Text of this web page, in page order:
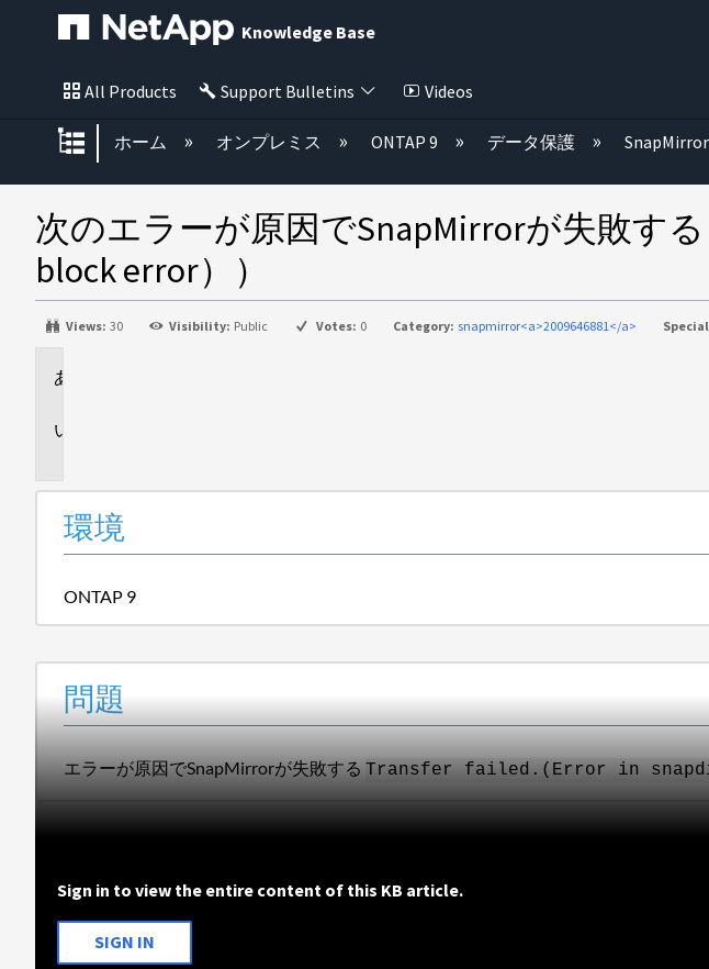
Knowledge Base
All Products Support Bulletins Videos
グローバル階層を展開/折りたたむ
ホーム オンプレミス ONTAP 9 データ保護 SnapMirror
次のエラーが原因でSnapMirrorが失敗する
block error））
Views: 30 Visibility: Public Votes: 0 Category: snapmirror<a>2009646881</a>
環境
ONTAP 9
問題
エラーが原因でSnapMirrorが失敗する Transfer failed.(Error in
Sign in to view the entire content of this KB article.
SIGN IN